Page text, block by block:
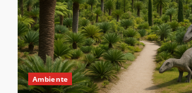
Ambiente